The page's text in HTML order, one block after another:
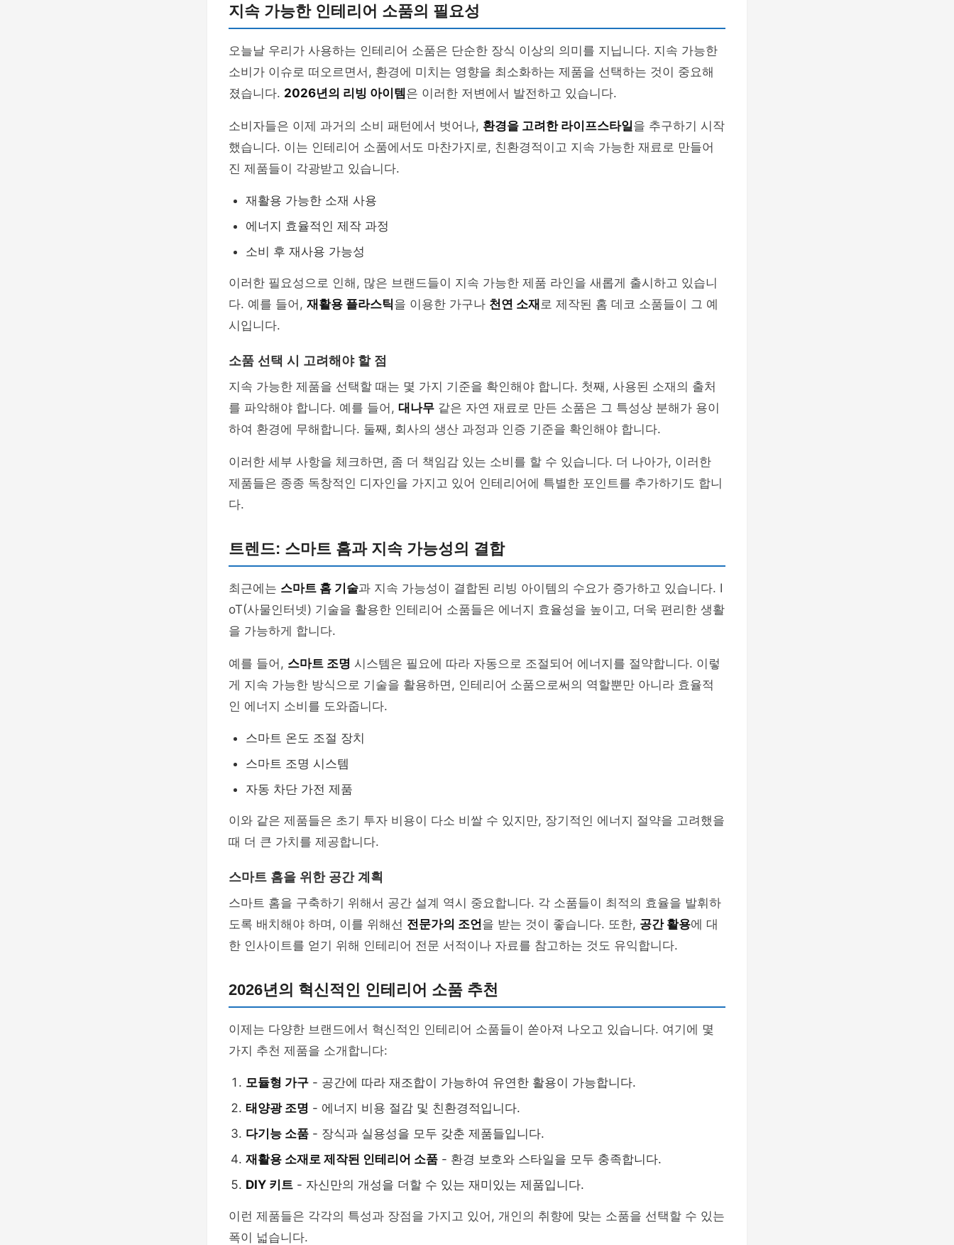
지속 가능한 인테리어 소품의 필요성
오늘날 우리가 사용하는 인테리어 소품은 단순한 장식 이상의 의미를 지닙니다. 지속 가능한
소비가 이슈로 떠오르면서, 환경에 미치는 영향을 최소화하는 제품을 선택하는 것이 중요해
졌습니다. 2026년의 리빙 아이템 은 이러한 저변에서 발전하고 있습니다.
소비자들은 이제 과거의 소비 패턴에서 벗어나, 환경을 고려한 라이프스타일을 추구하기 시작
했습니다. 이는 인테리어 소품에서도 마찬가지로, 친환경적이고 지속 가능한 재료로 만들어
진 제품들이 각광받고 있습니다.
재활용 가능한 소재 사용
에너지 효율적인 제작 과정
소비 후 재사용 가능성
이러한 필요성으로 인해, 많은 브랜드들이 지속 가능한 제품 라인을 새롭게 출시하고 있습니
다. 예를 들어, 재활용 플라스틱을 이용한 가구나 천연 소재 로 제작된 홈 데코 소품들이 그 예
시입니다.
소품 선택 시 고려해야 할 점
지속 가능한 제품을 선택할 때는 몇 가지 기준을 확인해야 합니다. 첫째, 사용된 소재의 출처
를 파악해야 합니다. 예를 들어, 대나무 같은 자연 재료로 만든 소품은 그 특성상 분해가 용이
하여 환경에 무해합니다. 둘째, 회사의 생산 과정과 인증 기준을 확인해야 합니다.
이러한 세부 사항을 체크하면, 좀 더 책임감 있는 소비를 할 수 있습니다. 더 나아가, 이러한
제품들은 종종 독창적인 디자인을 가지고 있어 인테리어에 특별한 포인트를 추가하기도 합니
다.
트렌드: 스마트 홈과 지속 가능성의 결합
최근에는 스마트 홈 기술과 지속 가능성이 결합된 리빙 아이템의 수요가 증가하고 있습니다. I
oT(사물인터넷) 기술을 활용한 인테리어 소품들은 에너지 효율성을 높이고, 더욱 편리한 생활
을 가능하게 합니다.
예를 들어, 스마트 조명 시스템은 필요에 따라 자동으로 조절되어 에너지를 절약합니다. 이렇
게 지속 가능한 방식으로 기술을 활용하면, 인테리어 소품으로써의 역할뿐만 아니라 효율적
인 에너지 소비를 도와줍니다.
스마트 온도 조절 장치
스마트 조명 시스템
자동 차단 가전 제품
이와 같은 제품들은 초기 투자 비용이 다소 비쌀 수 있지만, 장기적인 에너지 절약을 고려했을
때 더 큰 가치를 제공합니다.
스마트 홈을 위한 공간 계획
스마트 홈을 구축하기 위해서 공간 설계 역시 중요합니다. 각 소품들이 최적의 효율을 발휘하
도록 배치해야 하며, 이를 위해선 전문가의 조언을 받는 것이 좋습니다. 또한, 공간 활용에 대
한 인사이트를 얻기 위해 인테리어 전문 서적이나 자료를 참고하는 것도 유익합니다.
2026년의 혁신적인 인테리어 소품 추천
이제는 다양한 브랜드에서 혁신적인 인테리어 소품들이 쏟아져 나오고 있습니다. 여기에 몇
가지 추천 제품을 소개합니다:
모듈형 가구 - 공간에 따라 재조합이 가능하여 유연한 활용이 가능합니다.
태양광 조명 - 에너지 비용 절감 및 친환경적입니다.
다기능 소품 - 장식과 실용성을 모두 갖춘 제품들입니다.
재활용 소재로 제작된 인테리어 소품 - 환경 보호와 스타일을 모두 충족합니다.
DIY 키트 - 자신만의 개성을 더할 수 있는 재미있는 제품입니다.
이런 제품들은 각각의 특성과 장점을 가지고 있어, 개인의 취향에 맞는 소품을 선택할 수 있는
폭이 넓습니다.